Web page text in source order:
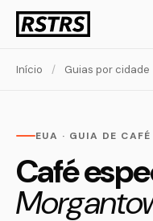
Início / Guias por cidade
EUA · GUIA DE
Café